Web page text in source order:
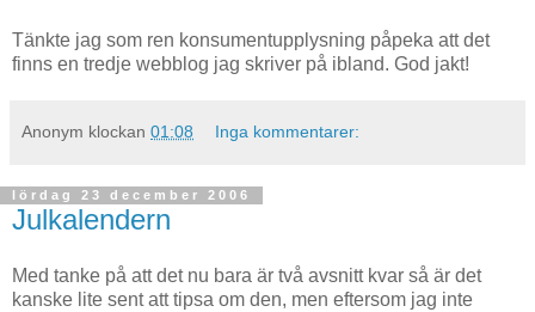
Tänkte jag som ren konsumentupplysning påpeka att det
finns en tredje webblog jag skriver på ibland. God jakt!
Anonym klockan 01:08 Inga kommentarer:
lördag 23 december 2006
Julkalendern
Med tanke på att det nu bara är två avsnitt kvar så är det
kanske lite sent att tipsa om den, men eftersom jag inte